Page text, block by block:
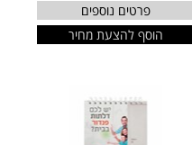
פרטים נוספים
הוסף להצעת מחיר